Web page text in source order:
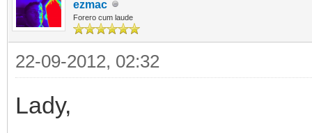
ezmac
Forero cum laude
22-09-2012, 02:32
Lady,